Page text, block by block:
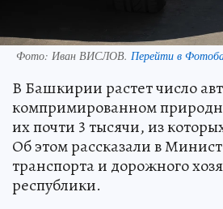
Фото: Иван ВИСЛОВ. Перейти в
В Башкирии растет число
компримированном
их почти 3 тысячи, из
Об этом рассказали в
транспорта и дорожного
республики.